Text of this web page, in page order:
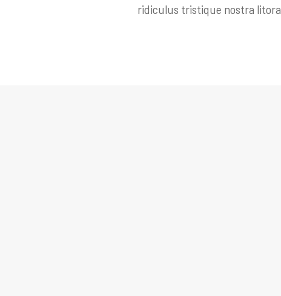
ridiculus tristique nostra litora